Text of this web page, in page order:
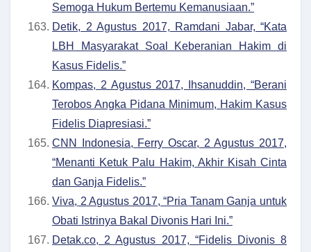
Semoga Hukum Bertemu Kemanusiaan.”
Detik, 2 Agustus 2017, Ramdani Jabar, “Kata
LBH Masyarakat Soal Keberanian Hakim di
Kasus Fidelis.”
Kompas, 2 Agustus 2017, Ihsanuddin, “Berani
Terobos Angka Pidana Minimum, Hakim Kasus
Fidelis Diapresiasi.”
CNN Indonesia, Ferry Oscar, 2 Agustus 2017,
“Menanti Ketuk Palu Hakim, Akhir Kisah Cinta
dan Ganja Fidelis.”
Viva, 2 Agustus 2017, “Pria Tanam Ganja untuk
Obati Istrinya Bakal Divonis Hari Ini.”
Detak.co, 2 Agustus 2017, “Fidelis Divonis 8